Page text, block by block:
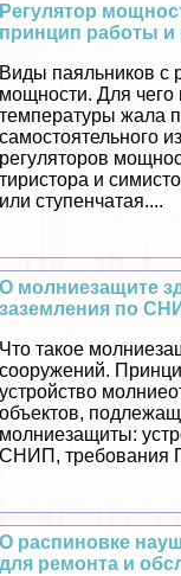
Регулятор
принцип работы и
Виды паяльников с
мощности. Для чего
температуры жала
самостоятельного
регуляторов
тиристора и
или ступенчатая....
О молниезащите
заземления по
Что такое
сооружений.
устройство
объектов,
молниезащиты:
СНИП, требования
О распиновке
для ремонта и